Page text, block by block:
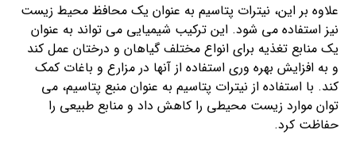
علاوه بر این، نیترات پتاسیم به عنوان یک محافظ محیط زیست
نیز استفاده می شود. این ترکیب شیمیایی می تواند به عنوان
یک منابع تغذیه برای انواع مختلف گیاهان و درختان عمل کند
و به افزایش بهره وری استفاده از آنها در مزارع و باغات کمک
کند. با استفاده از نیترات پتاسیم به عنوان منبع پتاسیم، می
توان موارد زیست محیطی را کاهش داد و منابع طبیعی را
حفاظت کرد.